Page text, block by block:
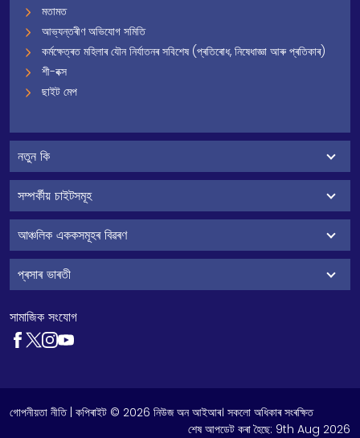
মতামত
আভ্যন্তৰীণ অভিযোগ সমিতি
কৰ্মক্ষেত্ৰত মহিলাৰ যৌন নিৰ্যাতনৰ সবিশেষ (প্ৰতিৰোধ, নিষেধাজ্ঞা আৰু প্ৰতিকাৰ)
শী-বক্স
ছাইট মেপ
নতুন কি
সম্পৰ্কীয় চাইটসমূহ
আঞ্চলিক এককসমূহৰ বিৱৰণ
প্ৰসাৰ ভাৰতী
সামাজিক সংযোগ
গোপনীয়তা নীতি| কপিৰাইট © 2026 নিউজ অন আইআৰ। সকলো অধিকাৰ সংৰক্ষিত
শেষ আপডেট কৰা হৈছে: 9th Aug 2026